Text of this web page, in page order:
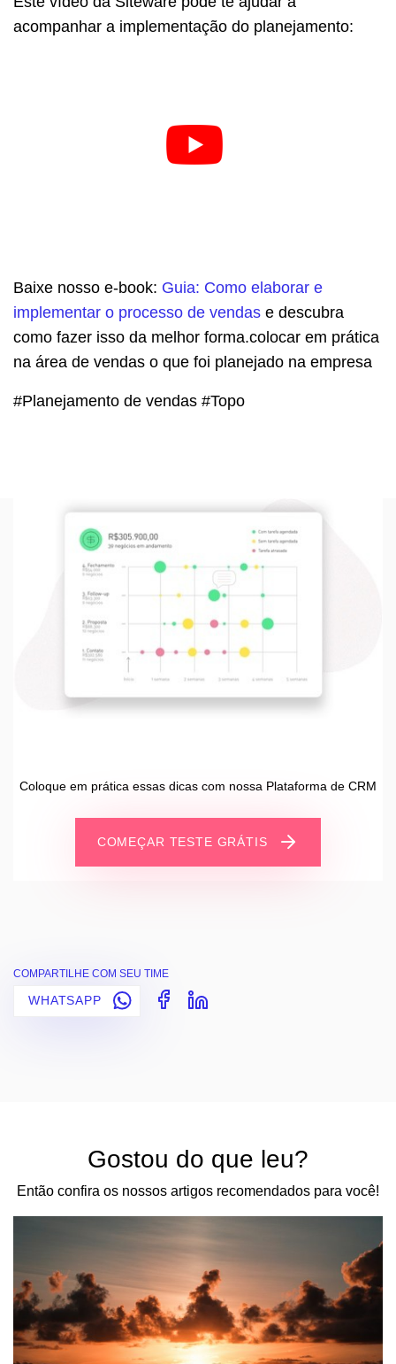
acompanhar a implementação do planejamento:
Baixe nosso e-book: Guia: Como elaborar e
implementar o processo de vendas e descubra
como fazer isso da melhor forma.colocar em prática
na área de vendas o que foi planejado na empresa
#Planejamento de vendas #Topo
Coloque em prática essas dicas com nossa Plataforma de CRM
COMEÇAR TESTE GRÁTIS
COMPARTILHE COM SEU TIME
WHATSAPP
Gostou do que leu?
Então confira os nossos artigos recomendados para você!